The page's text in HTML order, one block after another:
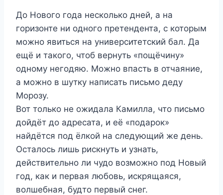
До Нового года несколько дней, а на
горизонте ни одного претендента, с которым
можно явиться на университетский бал. Да
ещё и такого, чтоб вернуть «пощёчину»
одному негодяю. Можно впасть в отчаяние,
а можно в шутку написать письмо деду
Морозу.
Вот только не ожидала Камилла, что письмо
дойдёт до адресата, и её «подарок»
найдётся под ёлкой на следующий же день.
Осталось лишь рискнуть и узнать,
действительно ли чудо возможно под Новый
год, как и первая любовь, искрящаяся,
волшебная, будто первый снег.